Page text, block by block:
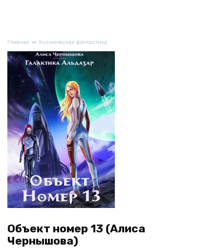
Главная Космическая фантастика
Объект номер 13 (Алиса
Чернышова)